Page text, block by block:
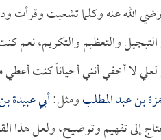
رضي الله عنه وكلما تشعبت
والتعظيم والتكريم، نعم
لا أخفي أنني أحياناً كنت
بن عبد المطلبومثل:أبي عبيدة
إلى تفهيم وتوضيح، ولعل هذا